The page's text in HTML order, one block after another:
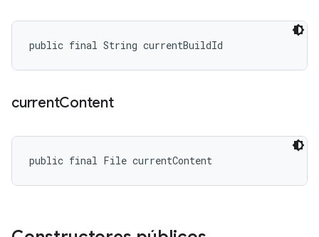
public final String currentBuildId
currentContent
public final File currentContent